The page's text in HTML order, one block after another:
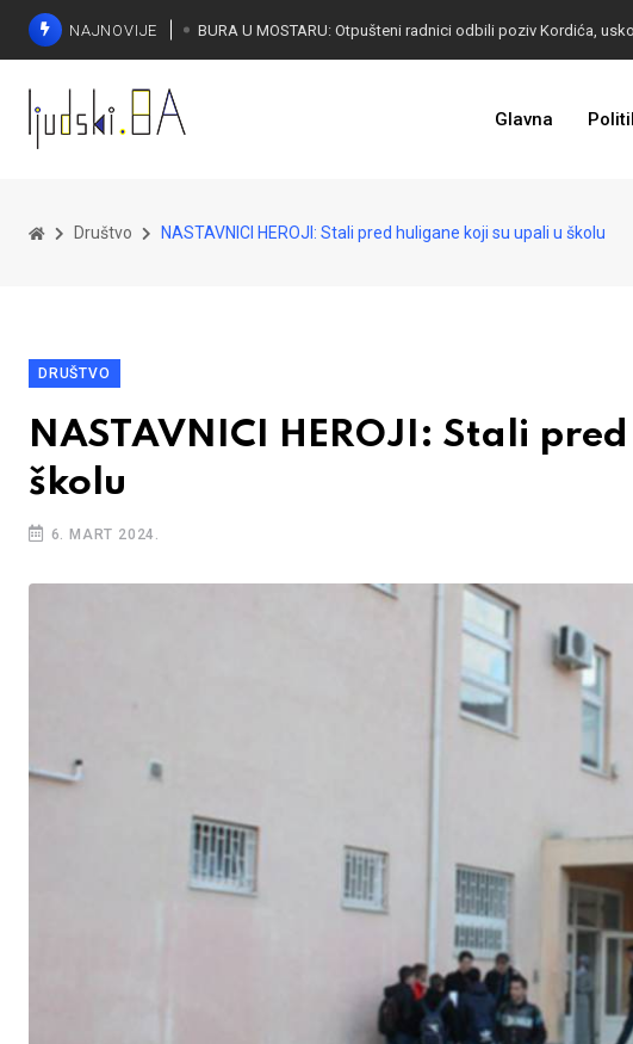
NAJNOVIJE
Glavna
Društvo NASTAVNICI HEROJI: Stali pred huligane koji su upali u školu
DRUŠTVO
NASTAVNICI HEROJI: Stali
školu
6. MART 2024.